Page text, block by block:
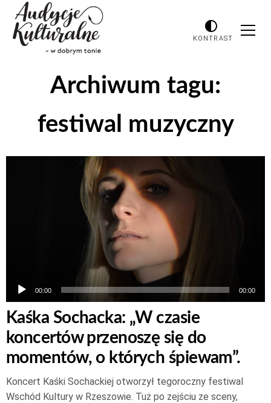
KONTRAST
Archiwum tagu:
festiwal muzyczny
00:00 00:00
Kaśka Sochacka: „W czasie
koncertów przenoszę się do
momentów, o których śpiewam”.
Koncert Kaśki Sochackiej otworzył tegoroczny festiwal
Wschód Kultury w Rzeszowie. Tuż po zejściu ze sceny,